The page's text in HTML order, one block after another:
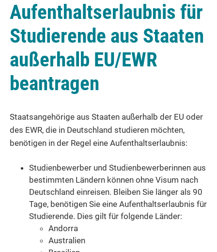
Aufenthaltserlaubnis für
Studierende aus Staaten
außerhalb EU/EWR
beantragen
Staatsangehörige aus Staaten außerhalb der EU oder
des EWR, die in Deutschland studieren möchten,
benötigen in der Regel eine Aufenthaltserlaubnis:
Studienbewerber und Studienbewerberinnen aus
bestimmten Ländern können ohne Visum nach
Deutschland einreisen. Bleiben Sie länger als 90
Tage, benötigen Sie eine Aufenthaltserlaubnis für
Studierende. Dies gilt für folgende Länder:
Andorra
Australien